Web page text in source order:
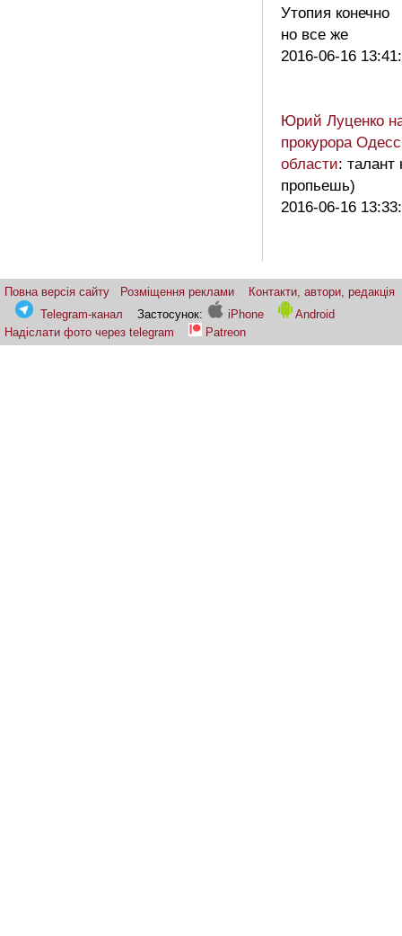
Утопия конечно
но все же
2016-06-16
Юрий Луценко
прокурора
области: талант
пропьешь)
2016-06-16
Повна версія сайту Розміщення реклами
Контакти, автори, редакція
Telegram-канал
Застосунок: iPhone
Android
Надіслати фото через telegram
Patreon